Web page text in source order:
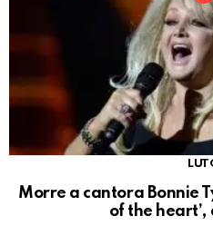
Morre a cantora Bonnie
of the heart’,